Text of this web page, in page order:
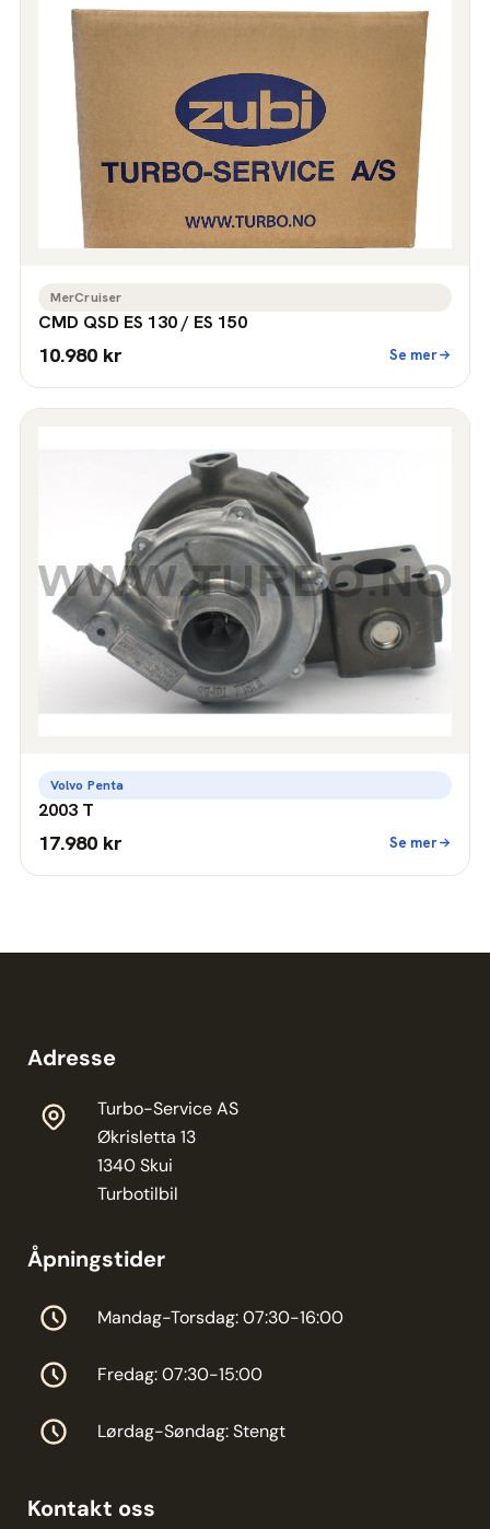
MerCruiser
CMD QSD ES 130 / ES 150
10.980 kr Se mer
Volvo Penta
2003 T
17.980 kr Se mer
Adresse
Turbo-Service AS
Økrisletta 13
1340 Skui
Turbotilbil
Åpningstider
Mandag-Torsdag: 07:30-16:00
Fredag: 07:30-15:00
Lørdag-Søndag: Stengt
Kontakt oss